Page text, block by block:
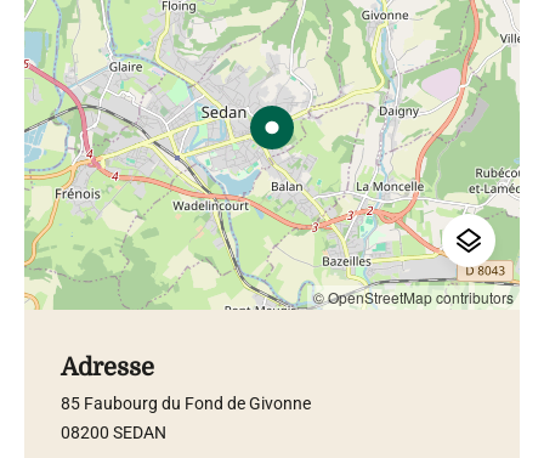
© OpenStreetMap contributors
Adresse
85 Faubourg du Fond de Givonne
08200 SEDAN